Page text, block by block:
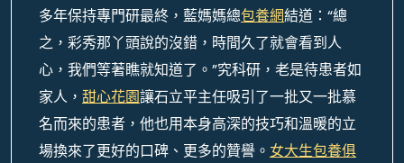
多年保持專門研最終，藍媽媽總包養網結道：“總
之，彩秀那丫頭說的沒錯，時間久了就會看到人
心，我們等著瞧就知道了。”究科研，老是待患者如
家人， 甜心花園讓石立平主任吸引了一批又一批慕
名而來的患者，他也用本身高深的技巧和溫暖的立
場換來了更好的口碑、更多的贊譽。 女大生包養俱